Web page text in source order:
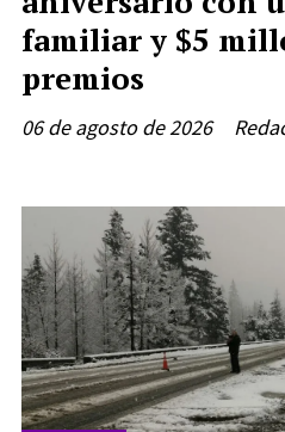
familiar y $5
premios
06 de agosto de 2026